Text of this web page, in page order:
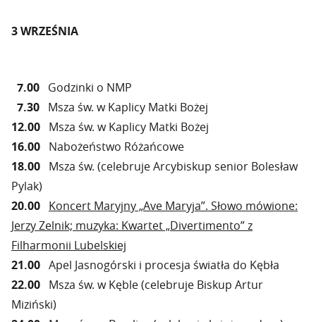
3 WRZEŚNIA
7.00 Godzinki o NMP
7.30 Msza św. w Kaplicy Matki Bożej
12.00 Msza św. w Kaplicy Matki Bożej
16.00 Nabożeństwo Różańcowe
18.00 Msza św. (celebruje Arcybiskup senior Bolesław
Pylak)
20.00 Koncert Maryjny „Ave Maryja”. Słowo mówione:
Jerzy Zelnik; muzyka: Kwartet „Divertimento” z
Filharmonii Lubelskiej
21.00 Apel Jasnogórski i procesja światła do Kębła
22.00 Msza św. w Kęble (celebruje Biskup Artur
Miziński)